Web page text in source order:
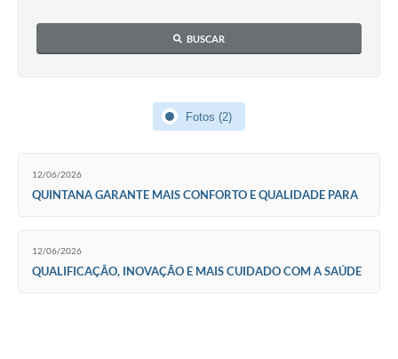
BUSCAR
Fotos (2)
12/06/2026
QUINTANA GARANTE MAIS CONFORTO E QUALIDADE PARA
12/06/2026
QUALIFICAÇÃO, INOVAÇÃO E MAIS CUIDADO COM A SAÚDE